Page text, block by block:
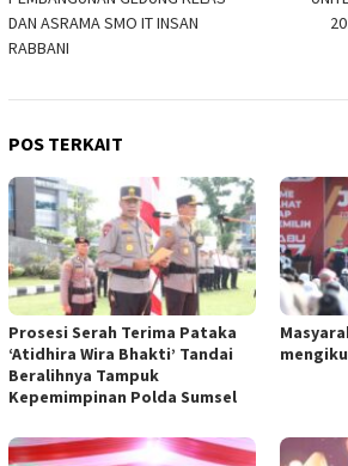
DAN ASRAMA SMO IT INSAN
RABBANI
POS TERKAIT
Prosesi Serah Terima Pataka
‘Atidhira Wira Bhakti’ Tandai
Beralihnya Tampuk
Kepemimpinan Polda Sumsel